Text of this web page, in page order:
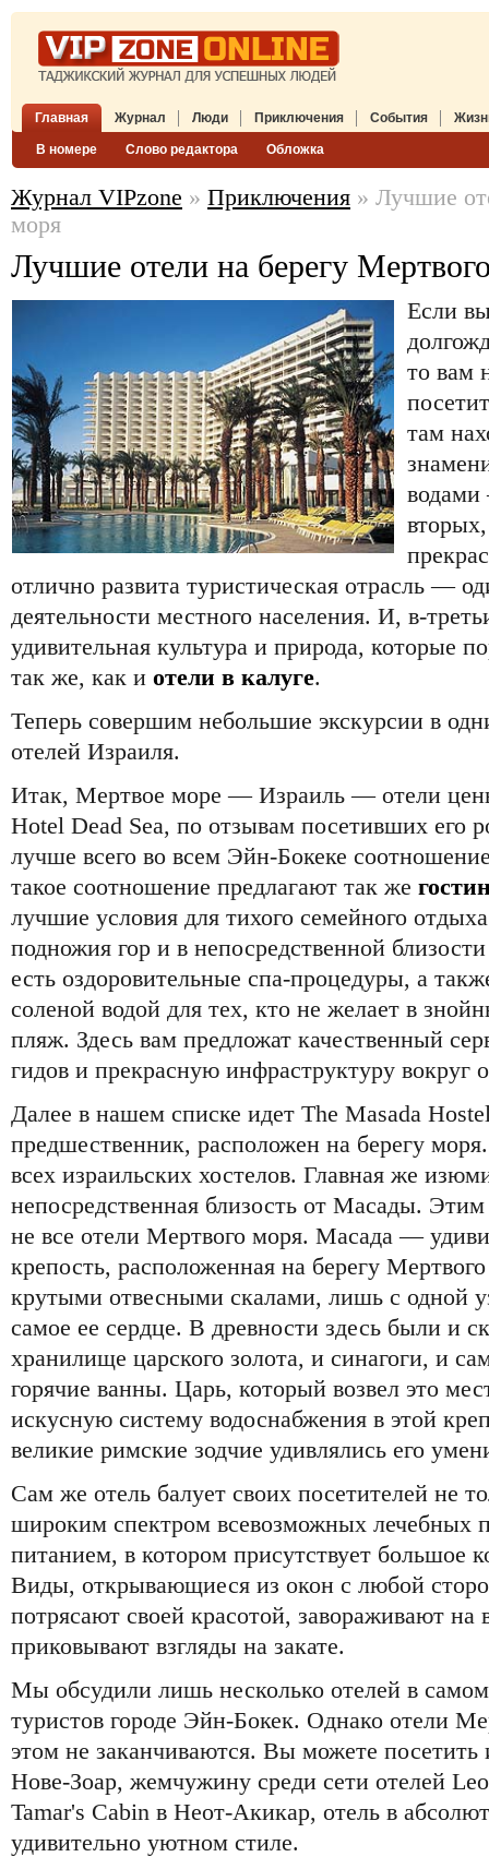
Главная Журнал
В номере Слово редактора Обложка
Люди Приключения События
Журнал VIPzone » Приключения » Лучшие
моря
Лучшие отели на берегу
Если
то вам
там
отлично развита туристическая отрасль —
деятельности местного населения. И, в-
удивительная культура и природа, которые
так же, как и отели в калуге.
Теперь совершим небольшие экскурсии в
отелей Израиля.
Итак, Мертвое море — Израиль — отели
Hotel Dead Sea, по отзывам посетивших его
лучше всего во всем Эйн-Бокеке
такое соотношение предлагают так же
лучшие условия для тихого семейного
подножия гор и в непосредственной
есть оздоровительные спа-процедуры, а
соленой водой для тех, кто не желает в
пляж. Здесь вам предложат качественный
гидов и прекрасную инфраструктуру вокруг
Далее в нашем списке идет The Masada
предшественник, расположен на берегу
всех израильских хостелов. Главная же
непосредственная близость от Масады. Этим
не все отели Мертвого моря. Масада —
крепость, расположенная на берегу
крутыми отвесными скалами, лишь с одной
самое ее сердце. В древности здесь были и
хранилище царского золота, и синагоги, и
горячие ванны. Царь, который возвел это
искусную систему водоснабжения в этой
великие римские зодчие удивлялись его
Сам же отель балует своих посетителей не
широким спектром всевозможных лечебных
питанием, в котором присутствует большое
Виды, открывающиеся из окон с любой
потрясают своей красотой, завораживают на
приковывают взгляды на закате.
Мы обсудили лишь несколько отелей в
туристов городе Эйн-Бокек. Однако отели
этом не заканчиваются. Вы можете посетить
Нове-Зоар, жемчужину среди сети отелей
Tamar's Cabin в Неот-Акикар, отель в
удивительно уютном стиле.